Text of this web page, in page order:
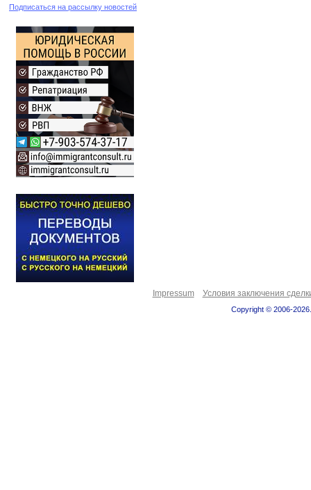
Подписаться на рассылку новостей
Impressum Условия заключения
Copyright © 2006-